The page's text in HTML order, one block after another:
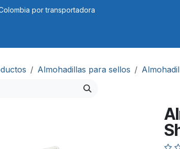
por transportadora
Almohadillas para sellos